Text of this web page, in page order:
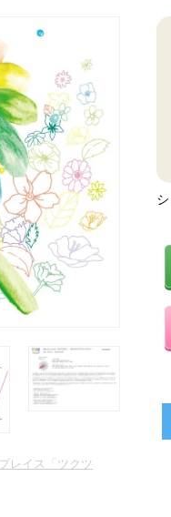
レイス「ツクツ